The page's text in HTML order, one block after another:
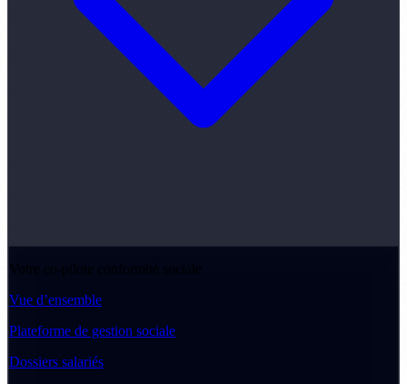
Votre co-pilote conformité sociale
Vue d’ensemble
Plateforme de gestion sociale
Dossiers salariés